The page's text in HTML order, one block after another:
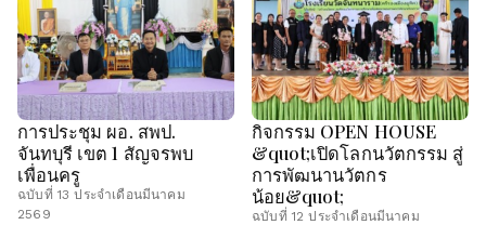
การประชุม ผอ. สพป.
จันทบุรี เขต 1 สัญจรพบ
เพื่อนครู
ฉบับที่ 13 ประจำเดือนมีนาคม
2569
กิจกรรม OPEN HOUSE
&quot;เปิดโลกนวัตกรรม สู่
การพัฒนานวัตกร
น้อย&quot;
ฉบับที่ 12 ประจำเดือนมีนาคม